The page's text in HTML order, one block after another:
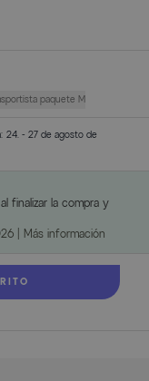
paquete M
24. - 27 de agosto de
finalizar la compra y
| Más información